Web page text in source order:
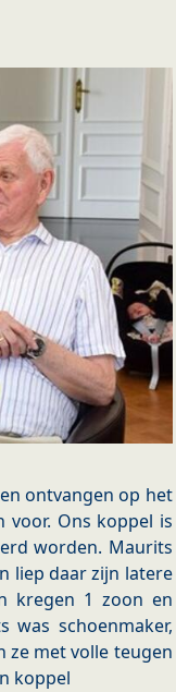
ontvangen op het
voor. Ons koppel is
worden. Maurits
liep daar zijn latere
kregen 1 zoon en
was schoenmaker,
ze met volle teugen
koppel